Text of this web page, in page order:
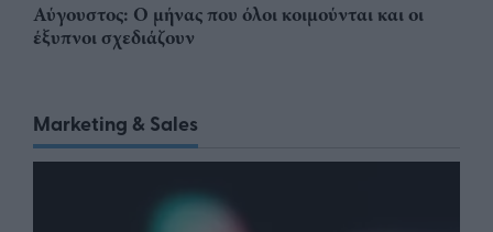
Αύγουστος: Ο μήνας που όλοι κοιμούνται και οι
έξυπνοι σχεδιάζουν
Marketing & Sales